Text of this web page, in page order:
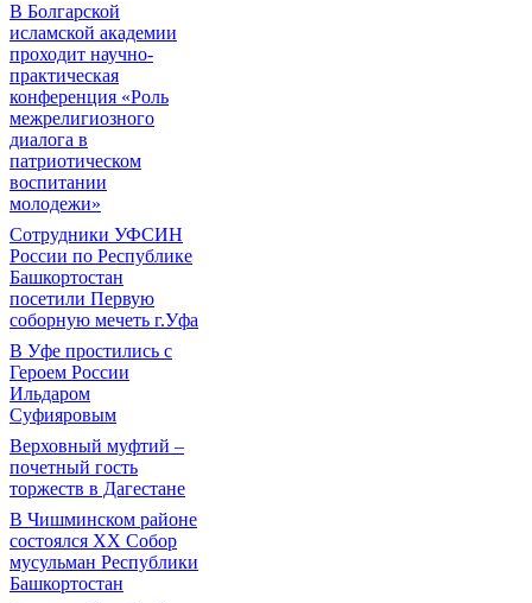
В Болгарской
исламской академии
проходит научно-
практическая
конференция «Роль
межрелигиозного
диалога в
патриотическом
воспитании
молодежи»
Сотрудники УФСИН
России по Республике
Башкортостан
посетили Первую
соборную мечеть г.Уфа
В Уфе простились с
Героем России
Ильдаром
Суфияровым
Верховный муфтий –
почетный гость
торжеств в Дагестане
В Чишминском районе
состоялся XX Собор
мусульман Республики
Башкортостан